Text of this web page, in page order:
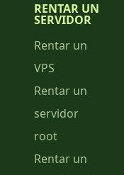
RENTAR UN
SERVIDOR
Rentar un
VPS
Rentar un
servidor
root
Rentar un